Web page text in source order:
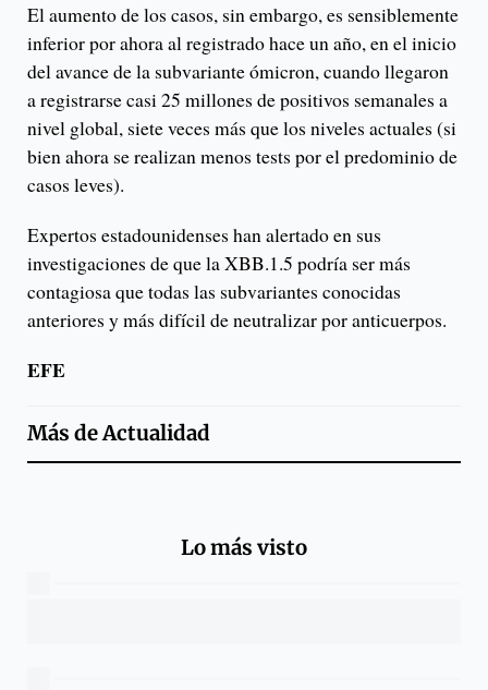
El aumento de los casos, sin embargo, es sensiblemente
inferior por ahora al registrado hace un año, en el inicio
del avance de la subvariante ómicron, cuando llegaron
a registrarse casi 25 millones de positivos semanales a
nivel global, siete veces más que los niveles actuales (si
bien ahora se realizan menos tests por el predominio de
casos leves).
Expertos estadounidenses han alertado en sus
investigaciones de que la XBB.1.5 podría ser más
contagiosa que todas las subvariantes conocidas
anteriores y más difícil de neutralizar por anticuerpos.
EFE
Más deActualidad
Lo más visto